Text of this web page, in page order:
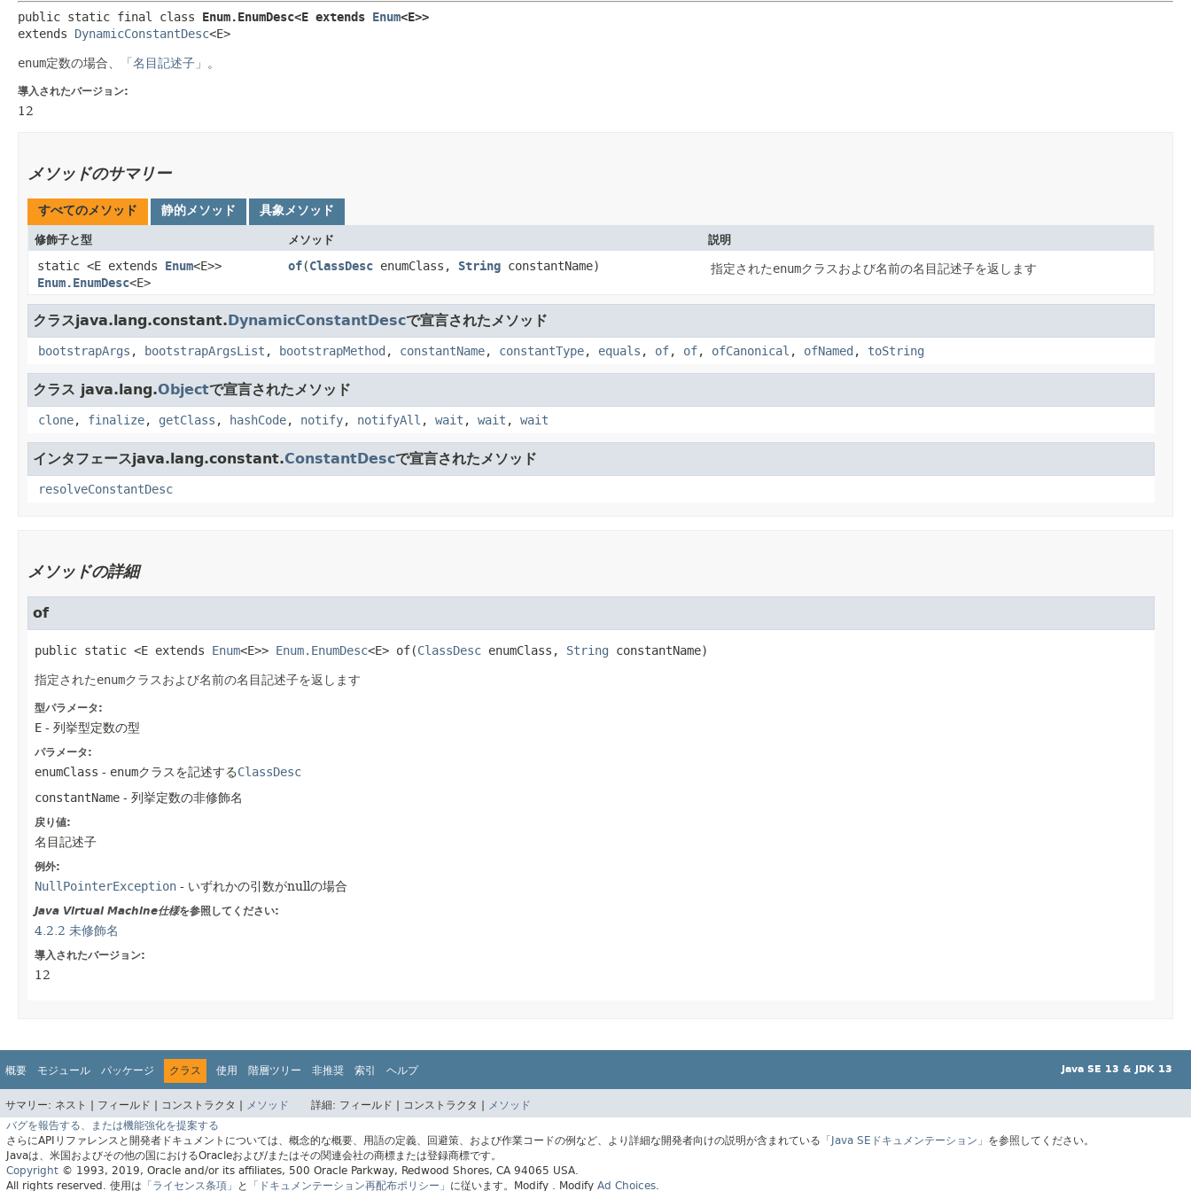
public static final class Enum.EnumDesc<E extends Enum<E>>
extends DynamicConstantDesc<E>
enum定数の場合、 「名目記述子」 。
導入されたバージョン:
12
メソッドのサマリー
すべてのメソッド 静的メソッド 具象メソッド
修飾子と型 メソッド 説明
static <E extends Enum<E>>
Enum.EnumDesc<E>
of​(ClassDesc enumClass, String constantName) 指定されたenumクラスおよび名前の名目記述子を返します
クラスjava.lang.constant.DynamicConstantDescで宣言されたメソッド
bootstrapArgs , bootstrapArgsList , bootstrapMethod , constantName, constantType, equals , of, of, ofCanonical , ofNamed , toString
クラス java.lang.Objectで宣言されたメソッド
clone, finalize, getClass , hashCode, notify, notifyAll , wait , wait , wait
インタフェースjava.lang.constant.ConstantDescで宣言されたメソッド
resolveConstantDesc
メソッドの詳細
of
public static <E extends Enum<E>> Enum.EnumDesc<E> of​(ClassDesc enumClass, String constantName)
指定されたenumクラスおよび名前の名目記述子を返します
型パラメータ:
E - 列挙型定数の型
パラメータ:
enumClass - enumクラスを記述するClassDesc
constantName - 列挙定数の非修飾名
戻り値:
名目記述子
例外:
NullPointerException - いずれかの引数がnullの場合
Java Virtual Machine仕様を参照してください:
4.2.2 未修飾名
導入されたバージョン:
12
概要 モジュール パッケージ クラス 使用 階層ツリー 非推奨 索引 ヘルプ Java SE 13 & JDK 13
サマリー: ネスト | フィールド | コンストラクタ | メソッド 詳細: フィールド | コンストラクタ | メソッド
バグを報告する、または機能強化を提案する
さらにAPIリファレンスと開発者ドキュメントについては、概念的な概要、用語の定義、回避策、および作業コードの例など、より詳細な開発者向けの説明が含まれている 「Java SEドキュメンテーション」 を参照してください。
Javaは、米国およびその他の国におけるOracleおよび/またはその関連会社の商標または登録商標です。
Copyright © 1993, 2019, Oracle and/or its affiliates, 500 Oracle Parkway, Redwood Shores, CA 94065 USA.
All rights reserved. 使用は 「ライセンス条項」 と 「ドキュメンテーション再配布ポリシー」 に従います。 Modify . Modify Ad Choices